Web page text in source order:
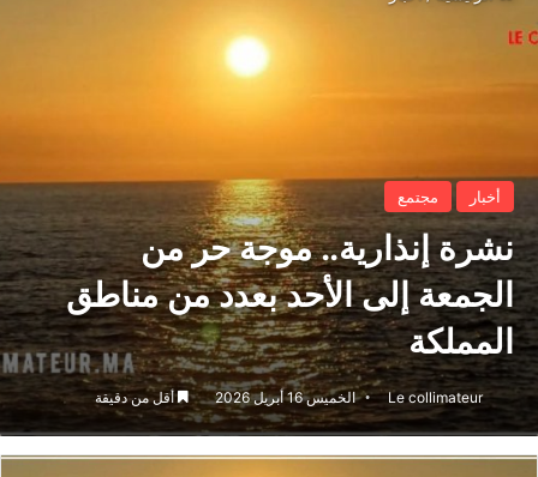
أخبار مجتمع
نشرة إنذارية.. موجة حر من
الجمعة إلى الأحد بعدد من مناطق
المملكة
Le collimateur الخميس 16 أبريل 2026 أقل من دقيقة